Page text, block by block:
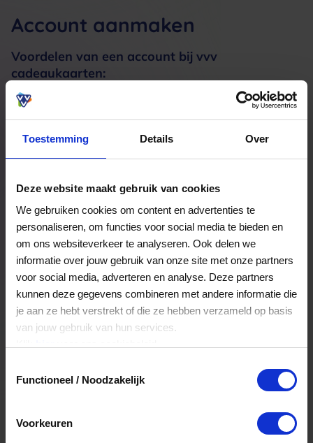
Toestemming Details Over
Deze website maakt gebruik van cookies
We gebruiken cookies om content en advertenties te
personaliseren, om functies voor social media te bieden en
om ons websiteverkeer te analyseren. Ook delen we
informatie over jouw gebruik van onze site met onze partners
voor social media, adverteren en analyse. Deze partners
kunnen deze gegevens combineren met andere informatie die
je aan ze hebt verstrekt of die ze hebben verzameld op basis
van jouw gebruik van hun services.
Functioneel / Noodzakelijk
Voorkeuren
Account aanmaken
Voordelen van een account bij vvv
cadeaukaarten:
Meerdere adressen registreren
Een bestelling volgen
Nog veel meer...
Maak account aan